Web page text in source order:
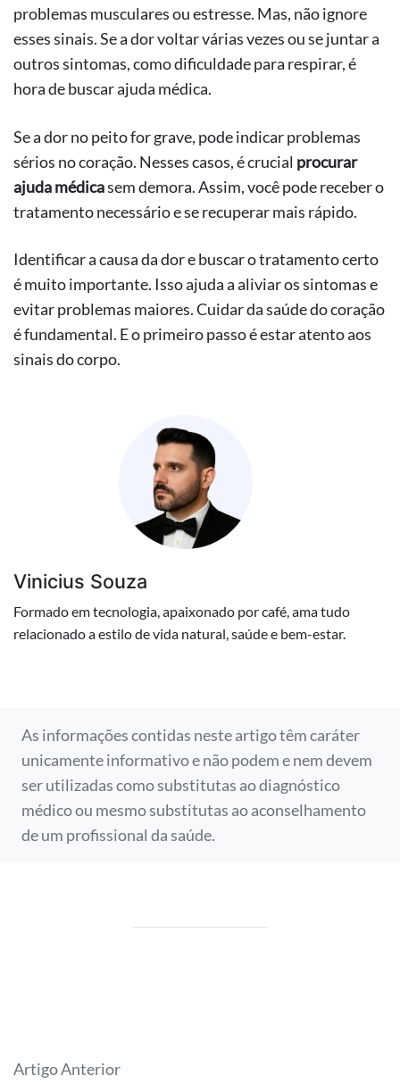
problemas musculares ou estresse. Mas, não ignore
esses sinais. Se a dor voltar várias vezes ou se juntar a
outros sintomas, como dificuldade para respirar, é
hora de buscar ajuda médica.
Se a dor no peito for grave, pode indicar problemas
sérios no coração. Nesses casos, é crucial procurar
ajuda médicasem demora. Assim, você pode receber o
tratamento necessário e se recuperar mais rápido.
Identificar a causa da dor e buscar o tratamento certo
é muito importante. Isso ajuda a aliviar os sintomas e
evitar problemas maiores. Cuidar da saúde do coração
é fundamental. E o primeiro passo é estar atento aos
sinais do corpo.
Vinicius Souza
Formado em tecnologia, apaixonado por café, ama tudo
relacionado a estilo de vida natural, saúde e bem-estar.
As informações contidas neste artigo têm caráter
unicamente informativo e não podem e nem devem
ser utilizadas como substitutas ao diagnóstico
médico ou mesmo substitutas ao aconselhamento
de um profissional da saúde.
Artigo Anterior